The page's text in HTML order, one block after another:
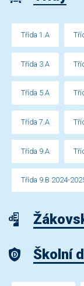
Třída 1.A
Třída 3.A
Třída 5.A
Třída 7.A
Třída 9.A
Třída 9.B 2024-
Školní